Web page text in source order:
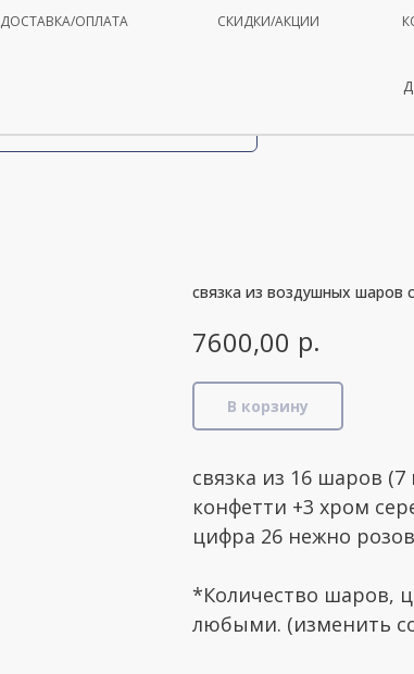
СКИДКИ/АКЦИИ
ДОСТАВКА/ОПЛАТА
связка из воздушных
7600,00 р.
В корзину
связка из 16 шаров
конфетти +3 хром
цифра 26 нежно
*Количество шаров,
любыми. (изменить